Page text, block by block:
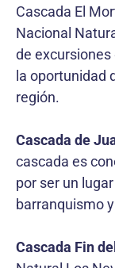
Cascada El
Nacional
de
la oportunidad
región.
Cascada de
cascada es
por ser un
barranquismo
Cascada Fin